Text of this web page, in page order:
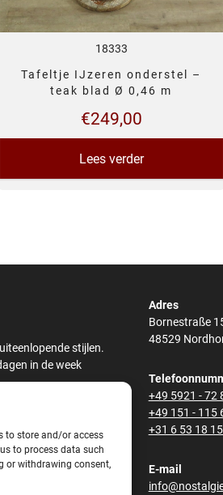
to store and/or access
to process data such
or withdrawing consent,
18333
Tafeltje IJzeren onderstel –
teak blad Ø 0,46 m
€249,00
Lees verder
stijlen.
in de week
met elkaar
hoogwaardige fineer
vindt u ook een
en op maat
Adres
Bornestraße
48529
+49 5921 - 72
+49 151 - 115
+31 6 53 18
E-mail